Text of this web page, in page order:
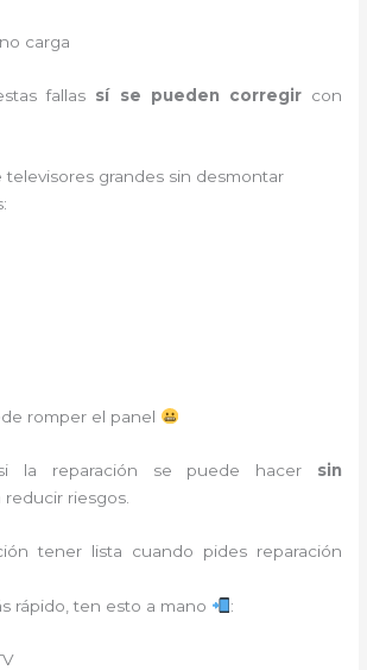
carga
fallas sí se pueden corregircon
televisores grandes sin desmontar
romper el panel
la reparación se puede hacer sin
reducir riesgos.
tener lista cuando pides reparación
rápido, ten esto a mano
: